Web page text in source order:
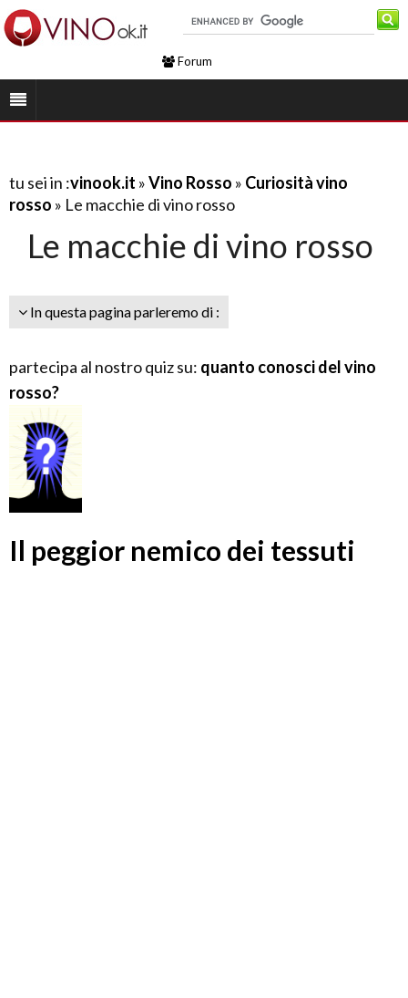
Forum
tu sei in :vinook.it »Vino Rosso » Curiosità vino
rosso » Le macchie di vino rosso
Le macchie di vino rosso
In questa pagina parleremo di :
partecipa al nostro quiz su: quanto conosci del vino
rosso?
Il peggior nemico dei tessuti